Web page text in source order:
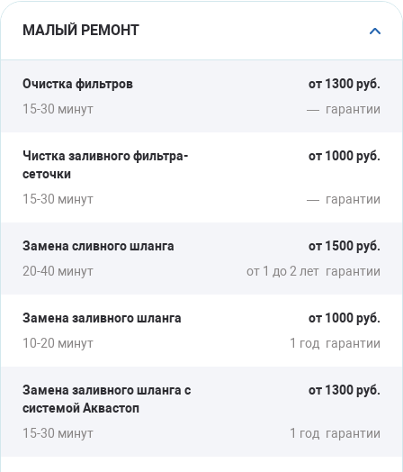
МАЛЫЙ РЕМОНТ
Очистка фильтров
от 1300 руб.
15-30 минут
— гарантии
Чистка заливного фильтра-
сеточки
от 1000 руб.
15-30 минут — гарантии
Замена сливного шланга
от 1500 руб.
20-40 минут
от 1 до 2 лет гарантии
Замена заливного шланга
от 1000 руб.
10-20 минут
1 год гарантии
Замена заливного шланга с
системой Аквастоп
от 1300 руб.
15-30 минут 1 год гарантии